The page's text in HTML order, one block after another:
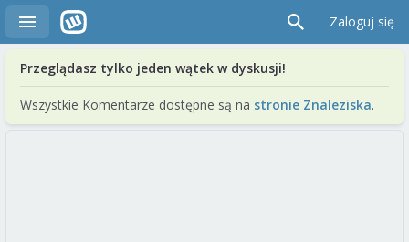
Zaloguj się
Przeglądasz tylko jeden wątek w dyskusji!
Wszystkie Komentarze dostępne są na stronie Znaleziska.